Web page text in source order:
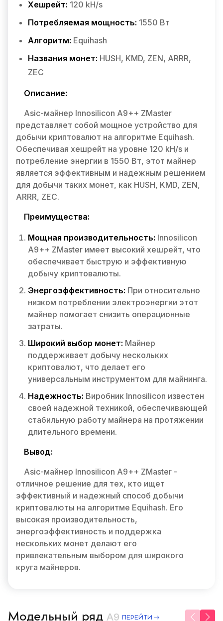
Хешрейт: 120 kH/s
Потребляемая мощность: 1550 Вт
Алгоритм: Equihash
Названия монет: HUSH, KMD, ZEN, ARRR,
ZEC
Описание:
Asic-майнер Innosilicon A9++ ZMaster
представляет собой мощное устройство для
добычи криптовалют на алгоритме Equihash.
Обеспечивая хешрейт на уровне 120 kH/s и
потребление энергии в 1550 Вт, этот майнер
является эффективным и надежным решением
для добычи таких монет, как HUSH, KMD, ZEN,
ARRR, ZEC.
Преимущества:
Мощная производительность: Innosilicon
A9++ ZMaster имеет высокий хешрейт, что
обеспечивает быструю и эффективную
добычу криптовалюты.
Энергоэффективность: При относительно
низком потреблении электроэнергии этот
майнер помогает снизить операционные
затраты.
Широкий выбор монет: Майнер
поддерживает добычу нескольких
криптовалют, что делает его
универсальным инструментом для майнинга.
Надежность: Виробник Innosilicon известен
своей надежной техникой, обеспечивающей
стабильную работу майнера на протяжении
длительного времени.
Вывод:
Asic-майнер Innosilicon A9++ ZMaster -
отличное решение для тех, кто ищет
эффективный и надежный способ добычи
криптовалюты на алгоритме Equihash. Его
высокая производительность,
энергоэффективность и поддержка
нескольких монет делают его
привлекательным выбором для широкого
круга майнеров.
Модельный ряд A9 ПЕРЕЙТИ